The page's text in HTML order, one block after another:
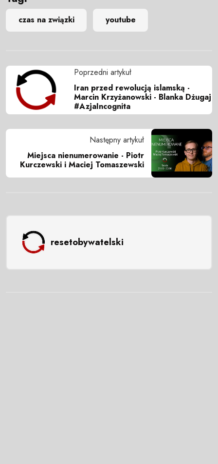
czas na związki youtube
Poprzedni artykuł
Iran przed rewolucją islamską -
Marcin Krzyżanowski - Blanka Dżugaj
#AzjaIncognita
Następny artykuł
Miejsca nienumerowanie - Piotr
Kurczewski i Maciej Tomaszewski
resetobywatelski